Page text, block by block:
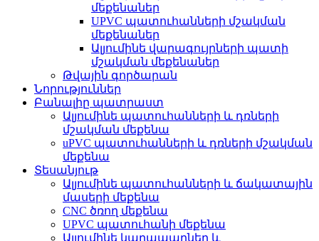
մեքենաներ
UPVC պատուհանների մշակման
մեքենաներ
Ալյումինե վարագույրների պատի
մշակման մեքենաներ
Թվային գործարան
Նորություններ
Բանալիը պատրաստ
Ալյումինե պատուհանների և դռների
մշակման մեքենա
uPVC պատուհանների և դռների մշակման
մեքենա
Տեսանյութ
Ալյումինե պատուհանների և ճակատային
մասերի մեքենա
CNC ծռող մեքենա
UPVC պատուհանի մեքենա
Ալյումինե կաղապարներ և